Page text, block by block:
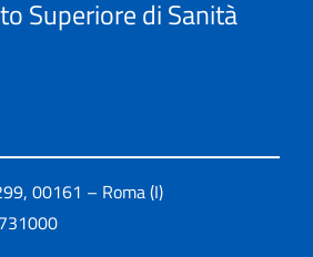
Superiore di Sanità
00161 – Roma (I)